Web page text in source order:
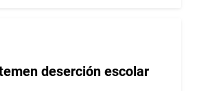
deserción escolar